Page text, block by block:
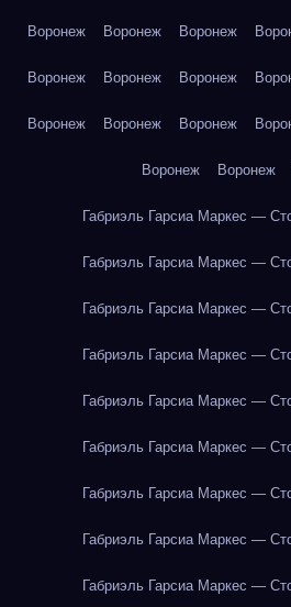
Воронеж Воронеж Воронеж
Воронеж Воронеж Воронеж
Воронеж Воронеж Воронеж
Воронеж Воронеж
Габриэль Гарсиа Маркес —
Габриэль Гарсиа Маркес —
Габриэль Гарсиа Маркес —
Габриэль Гарсиа Маркес —
Габриэль Гарсиа Маркес —
Габриэль Гарсиа Маркес —
Габриэль Гарсиа Маркес —
Габриэль Гарсиа Маркес —
Габриэль Гарсиа Маркес —